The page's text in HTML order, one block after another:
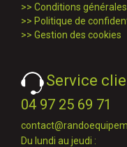
>> Conditions
>> Politique de
>> Gestion des cookies
Service
04 97 25 69 71
Du lundi au jeudi :